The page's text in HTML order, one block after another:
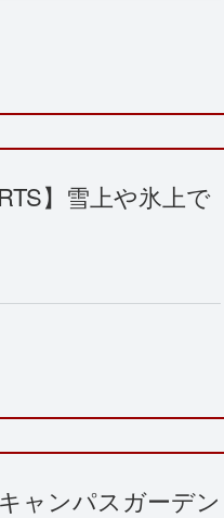
】雪上や氷上で
ャンパスガーデン